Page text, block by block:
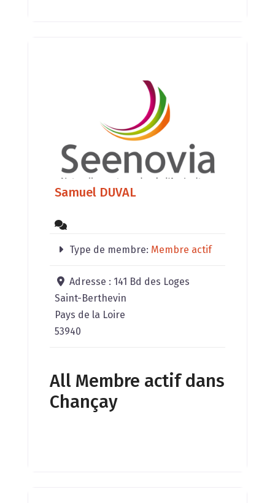
Samuel DUVAL
Type de membre: Membre actif
Adresse : 141 Bd des Loges
Saint-Berthevin
Pays de la Loire
53940
All Membre actif dans
Chançay